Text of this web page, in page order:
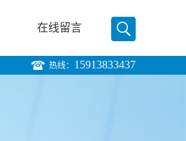
在线留言
热线： 15913833437